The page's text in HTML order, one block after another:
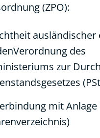
(ZPO):
des
zur
mitAnlage